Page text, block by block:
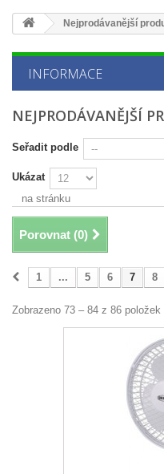
Nejprodávanější
INFORMACE
NEJPRODÁVANĚJŠÍ
Seřadit podle
Ukázat
na stránku
Porovnat (0)
1 ... 5 6 7 8
Zobrazeno 73 – 84 z 86 položek